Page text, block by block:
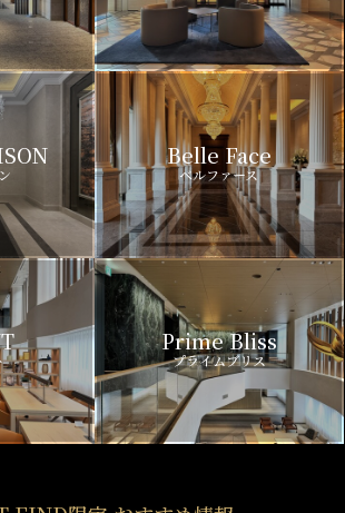
Belle Face
ベルファース
Prime Bliss
プライムブリス